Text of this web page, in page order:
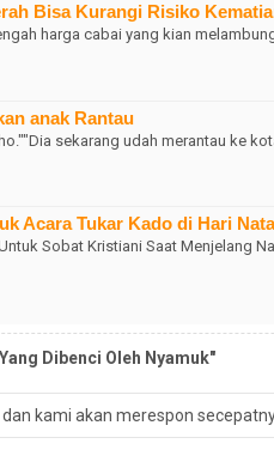
Bisa Kurangi Risiko
harga cabai yang kian
anak Rantau
sekarang udah merantau ke
Acara Tukar Kado di Hari
Sobat Kristiani Saat Menjelang
Dibenci Oleh Nyamuk"
kami akan merespon